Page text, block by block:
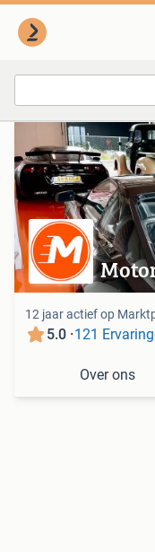
Alle categorieën…
Van deze
12 jaar actief op
5.0 ·121
Over ons